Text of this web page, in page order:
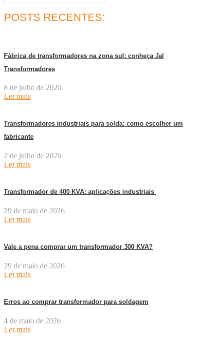
POSTS RECENTES:
Fábrica de transformadores na zona sul: conheça Jal
Transformadores
8 de julho de 2026
Ler mais
Transformadores industriais para solda: como escolher um
fabricante
2 de julho de 2026
Ler mais
Transformador de 400 KVA: aplicações industriais
29 de maio de 2026
Ler mais
Vale a pena comprar um transformador 300 KVA?
29 de maio de 2026
Ler mais
Erros ao comprar transformador para soldagem
4 de maio de 2026
Ler mais